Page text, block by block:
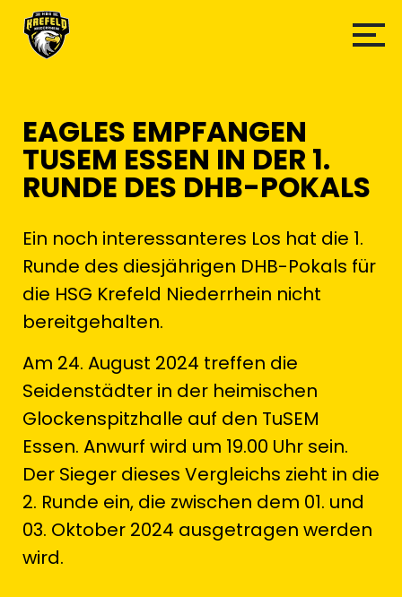
EAGLES EMPFANGEN
TUSEM ESSEN IN DER 1.
RUNDE DES DHB-POKALS
Ein noch interessanteres Los hat die 1.
Runde des diesjährigen DHB-Pokals für
die HSG Krefeld Niederrhein nicht
bereitgehalten.
Am 24. August 2024 treffen die
Seidenstädter in der heimischen
Glockenspitzhalle auf den TuSEM
Essen. Anwurf wird um 19.00 Uhr sein.
Der Sieger dieses Vergleichs zieht in die
2. Runde ein, die zwischen dem 01. und
03. Oktober 2024 ausgetragen werden
wird.